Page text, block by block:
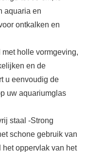
aquaria en
ontkalken en
holle vormgeving,
en de
u eenvoudig de
uw aquariumglas
staal -Strong
schone gebruik van
het oppervlak van het